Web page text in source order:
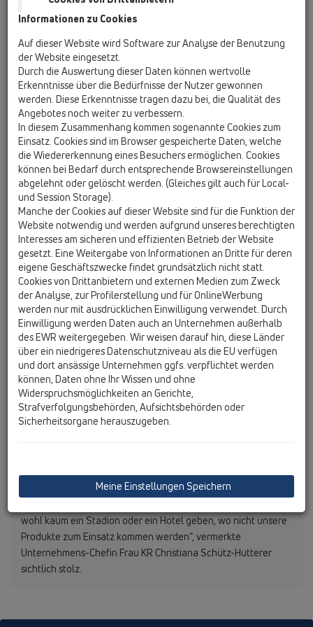
Denn die richtigen Entscheidungen
Beinen am Fundament des
gesunden Unternehmer-Verstandes
zu stehen, das sind die
Erfolgsfaktoren für 60 Jahre
unternehmerische Erfolgsgeschichte!“ Und LH Pröll weiter:
„Die Firma HL Hutterer & Lechner GmbH hat die Chancen im
osteuropäischen - insbesondere im russischen - Raum
glänzend genützt und ist heute ein moderner
Produktionsbetrieb mit fast 120 Mitarbeitern, auf den
Niederösterreich stolz sein kann. Die Inbetriebnahme der
neuen Produktionshalle samt einer hochmodernen
Spritzguss-Maschine zeugt davon, dass hier hervorragend
gearbeitet wird.“
„Unser Erfolg im osteuropäischen Geschäft ist an einem
Beispiel leicht festzumachen: Es wird bei der nächsten
wohl kaum ein Stadion oder ein Hotel geben, wo nicht unsere
Produkte zum Einsatz kommen werden“, vermerkte
Unternehmens-Chefin Frau KR Christiana Schütz-Hutterer
sichtlich stolz.
Informationen zu Cookies
Auf dieser Website wird Software zur Analyse der Benutzung
der Website eingesetzt.
Durch die Auswertung dieser Daten können wertvolle
Erkenntnisse über die Bedürfnisse der Nutzer gewonnen
werden. Diese Erkenntnisse tragen dazu bei, die Qualität des
Angebotes noch weiter zu verbessern.
In diesem Zusammenhang kommen sogenannte Cookies zum
Einsatz. Cookies sind im Browser gespeicherte Daten, welche
die Wiedererkennung eines Besuchers ermöglichen. Cookies
können bei Bedarf durch entsprechende Browsereinstellungen
abgelehnt oder gelöscht werden. (Gleiches gilt auch für Local-
und Session Storage).
Manche der Cookies auf dieser Website sind für die Funktion der
Website notwendig und werden aufgrund unseres berechtigten
Interesses am sicheren und effizienten Betrieb der Website
gesetzt. Eine Weitergabe von Informationen an Dritte für deren
eigene Geschäftszwecke findet grundsätzlich nicht statt.
Cookies von Drittanbietern und externen Medien zum Zweck
der Analyse, zur Profilerstellung und für OnlineWerbung
werden nur mit ausdrücklichen Einwilligung verwendet. Durch
Einwilligung werden Daten auch an Unternehmen außerhalb
des EWR weitergegeben. Wir weisen darauf hin, diese Länder
über ein niedrigeres Datenschutzniveau als die EU verfügen
und dort ansässige Unternehmen ggfs. verpflichtet werden
können, Daten ohne Ihr Wissen und ohne
Widerspruchsmöglichkeiten an Gerichte,
Strafverfolgungsbehörden, Aufsichtsbehörden oder
Sicherheitsorgane herauszugeben.
Meine Einstellungen Speichern